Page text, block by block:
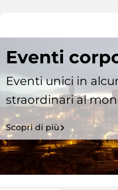
Eventi
Eventi unici in
straordinari al
Scopri di più